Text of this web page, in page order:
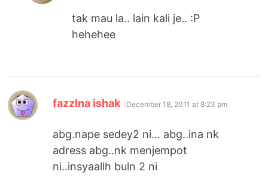
tak mau la.. lain kali je.. :P
hehehee
fazzlna ishak says:
December 18, 2011 at 8:23 pm
abg.nape sedey2 ni… abg..ina nk
adress abg..nk menjempot
ni..insyaallh buln 2 ni